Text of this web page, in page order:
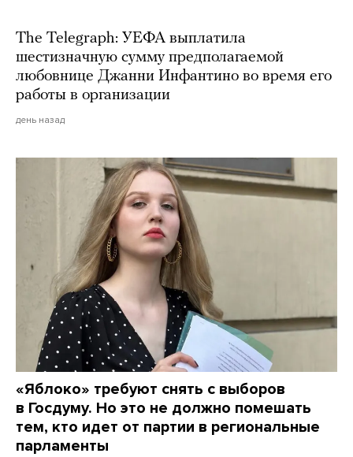
The Telegraph: УЕФА выплатила
шестизначную сумму предполагаемой
любовнице Джанни Инфантино во время его
работы в организации
день назад
«Яблоко» требуют снять с выборов
в Госдуму. Но это не должно помешать
тем, кто идет от партии в региональные
парламенты